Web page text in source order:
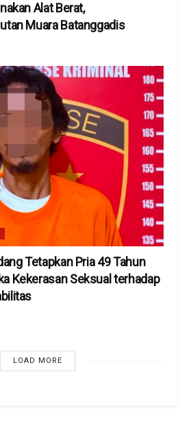
Alat Berat,
Muara Batanggadis
Tetapkan Pria 49 Tahun
Kekerasan Seksual terhadap
LOAD MORE